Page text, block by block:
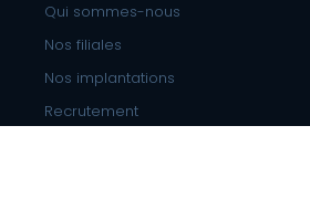
Qui sommes-nous
Nos filiales
Nos implantations
Recrutement